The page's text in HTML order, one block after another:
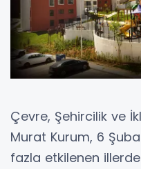
Çevre, Şehircilik ve
Murat Kurum, 6
fazla etkilenen